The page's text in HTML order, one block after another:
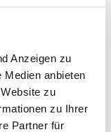
Anzeigen zu
Medien anbieten
zu
zu Ihrer
Partner für